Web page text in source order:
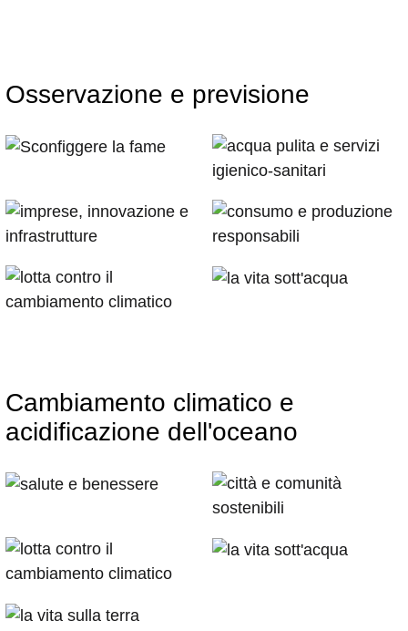
Osservazione e previsione
Cambiamento climatico e
acidificazione dell'oceano